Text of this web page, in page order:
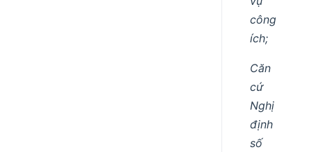
công
ích;
Căn
cứ
Nghị
định
số